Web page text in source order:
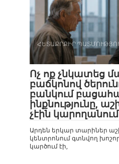
ՀԵՏԱՔՐՔԻՐ
Ոչ ոք չնկատեց
բաճկոնով
բանկում
ինքնությունը,
չէին
Արդեն երկար տարիներ
կենտրոնում գտնվող
կարծում էի,